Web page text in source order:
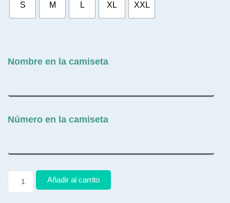
S M L XL XXL
Nombre en la camiseta
Número en la camiseta
Añadir al carrito